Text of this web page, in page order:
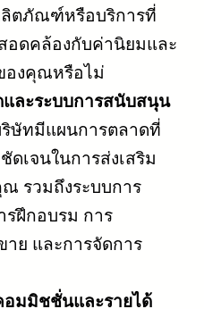
ลิตภัณฑ์หรือบริการที่
อดคล้องกับค่านิยมและ
องคุณหรือไม่
ละระบบการสนับสนุน
ษัทมีแผนการตลาดที่
ดเจนในการส่งเสริม
รวมถึงระบบการ
ฝึกอบรม การ
ย และการจัดการ
มมิชชั่นและรายได้